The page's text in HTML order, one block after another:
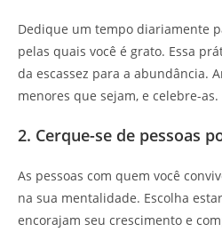
Dedique um tempo diariamente
pelas quais você é grato. Essa
da escassez para a abundância.
menores que sejam, e celebre-as.
2. Cerque-se de pessoas
As pessoas com quem você
na sua mentalidade. Escolha
encorajam seu crescimento e